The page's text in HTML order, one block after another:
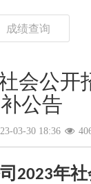
成绩查询
会公
公告
03-30 18:36
2023年